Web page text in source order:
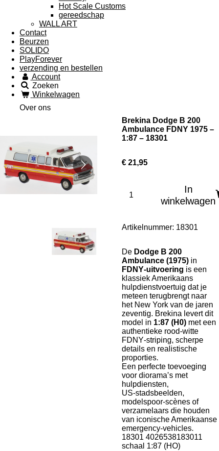
Hot Scale Customs
gereedschap
WALL ART
Contact
Beurzen
SOLIDO
PlayForever
verzending en bestellen
Account
Zoeken
Winkelwagen
Over ons
Brekina Dodge B 200
Ambulance FDNY 1975 –
1:87 – 18301
€ 21,95
In
winkelwagen
Artikelnummer: 18301
De Dodge B 200
Ambulance (1975) in
FDNY‑uitvoering is een
klassiek Amerikaans
hulpdienstvoertuig dat je
meteen terugbrengt naar
het New York van de jaren
zeventig. Brekina levert dit
model in 1:87 (H0) met een
authentieke rood‑witte
FDNY‑striping, scherpe
details en realistische
proporties.
Een perfecte toevoeging
voor diorama’s met
hulpdiensten,
US‑stadsbeelden,
modelspoor‑scènes of
verzamelaars die houden
van iconische Amerikaanse
emergency‑vehicles.
18301 4026538183011
schaal 1:87 (HO)